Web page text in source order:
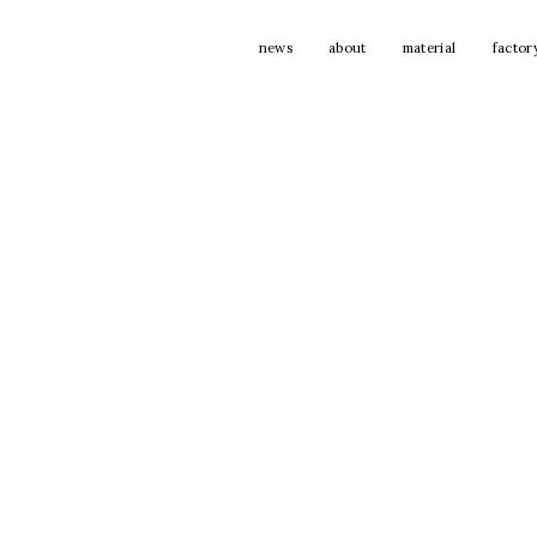
news about material